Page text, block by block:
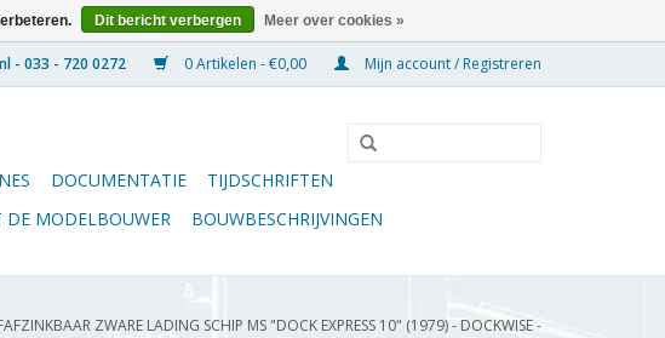
0 Artikelen - €0,00 Mijn account / Registreren
DOCUMENTATIE
TIJDSCHRIFTEN
MODELBOUWER BOUWBESCHRIJVINGEN
ZWARE LADING SCHIP MS "DOCK EXPRESS 10" (1979) - DOCKWISE -
Dit bericht verbergen Meer over cookies »